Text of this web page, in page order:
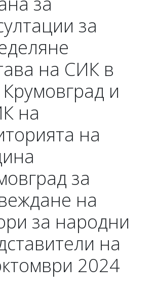
за
на СИК в
и
на
на
за
на
за народни
на
2024